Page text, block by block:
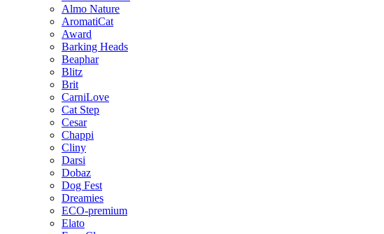
Almo Nature
AromatiCat
Award
Barking Heads
Beaphar
Blitz
Brit
CarniLove
Cat Step
Cesar
Chappi
Cliny
Darsi
Dobaz
Dog Fest
Dreamies
ECO-premium
Elato